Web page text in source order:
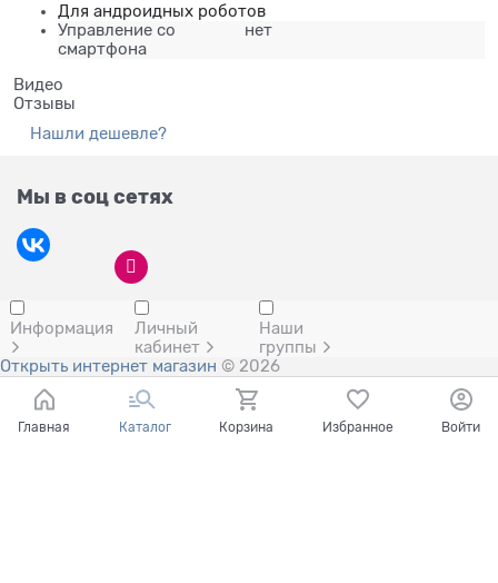
Для андроидных роботов
Управление со
смартфона
нет
Видео
Отзывы
Нашли дешевле?
Мы в соц сетях
Информация
Личный
кабинет
Наши
группы
Открыть интернет магазин © 2026
Главная Каталог Корзина Избранное Войти